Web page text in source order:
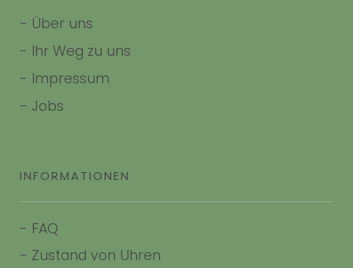
- Über uns
- Ihr Weg zu uns
- Impressum
- Jobs
INFORMATIONEN
- FAQ
- Zustand von Uhren